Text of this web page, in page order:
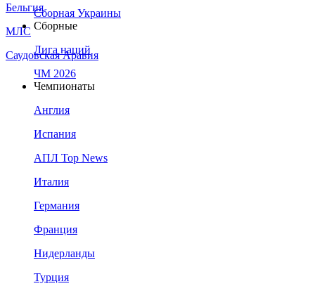
Бельгия
МЛС
Саудовская Аравия
Сборная Украины
Сборные
Лига наций
ЧМ 2026
Чемпионаты
Англия
Испания
АПЛ Top News
Италия
Германия
Франция
Нидерланды
Турция